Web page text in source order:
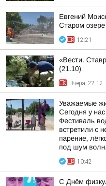
Евгений
Старом
12:21
«Вести.
(21.10)
Вчера, 22:12
Уважаемые
Сегодня у
Фестиваль
встретили с
парение,
под шум
10:42
С Днём